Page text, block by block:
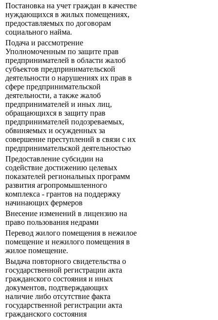
Постановка на учет граждан в качестве
нуждающихся в жилых помещениях,
предоставляемых по договорам
социального найма.
Подача и рассмотрение
Уполномоченным по защите прав
предпринимателей в области жалоб
субъектов предпринимательской
деятельности о нарушениях их прав в
сфере предпринимательской
деятельности, а также жалоб
предпринимателей и иных лиц,
обращающихся в защиту прав
предпринимателей подозреваемых,
обвиняемых и осужденных за
совершение преступлений в связи с их
предпринимательской деятельностью
Предоставление субсидии на
содействие достижению целевых
показателей региональных программ
развития агропромышленного
комплекса - грантов на поддержку
начинающих фермеров
Внесение изменений в лицензию на
право пользования недрами
Перевод жилого помещения в нежилое
помещение и нежилого помещения в
жилое помещение.
Выдача повторного свидетельства о
государственной регистрации акта
гражданского состояния и иных
документов, подтверждающих
наличие либо отсутствие факта
государственной регистрации акта
гражданского состояния